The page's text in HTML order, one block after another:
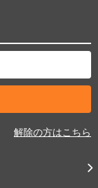
解除の方はこちら